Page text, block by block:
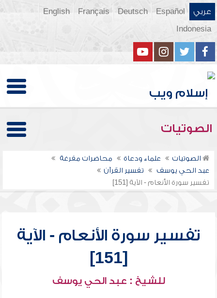
عربي Español
Deutsch
Français
English
Indonesia
الصوتيات
الصوتيات علماء ودعاة
محاضرات مفرغة
عبد الحي يوسف
تفسير القرآن
تفسير سورة الأنعام - الآية [151]
تفسير سورة الأنعام - الآية
[151]
للشيخ : عبد الحي يوسف